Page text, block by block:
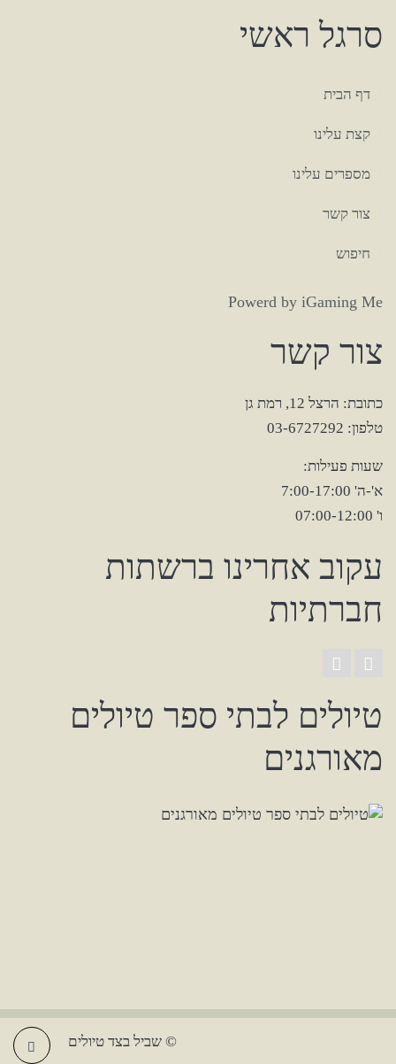
סרגל ראשי
דף הבית
קצת עלינו
מספרים עלינו
צור קשר
חיפוש
Powerd by iGaming Me
צור קשר
כתובת: הרצל 12, רמת גן
טלפון: 03-6727292
שעות פעילות:
א'-ה' 7:00-17:00
ו' 07:00-12:00
עקוב אחרינו ברשתות
חברתיות
טיולים לבתי ספר טיולים
מאורגנים
© שביל בצד טיולים